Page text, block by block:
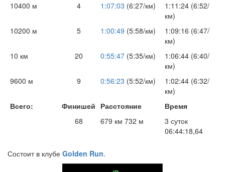
10400 м
4 1:07:03 (6:27/км)
1:11:24 (6:52/
км)
10200 м
5 1:00:49 (5:58/км)
1:09:16 (6:47/
км)
10 км
20 0:55:47 (5:35/км)
1:06:44 (6:40/
км)
9600 м
9 0:56:23 (5:52/км)
1:02:44 (6:32/
км)
Всего:
Финишей Расстояние
Время
68
679 км 732 м
3 суток
06:44:18,64
Состоит в клубе Golden Run.